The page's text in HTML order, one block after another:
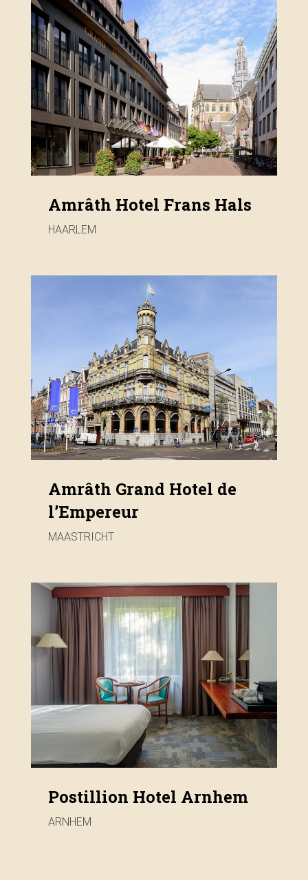
Amrâth Hotel Frans Hals
HAARLEM
Amrâth Grand Hotel de
l’Empereur
MAASTRICHT
Postillion Hotel Arnhem
ARNHEM